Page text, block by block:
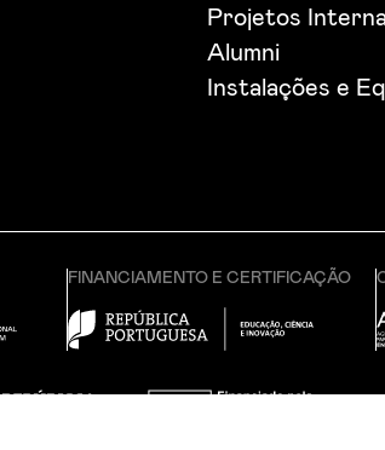
Projetos
Alumni
Instalações e
FINANCIAMENTO E CERTIFICAÇÃO